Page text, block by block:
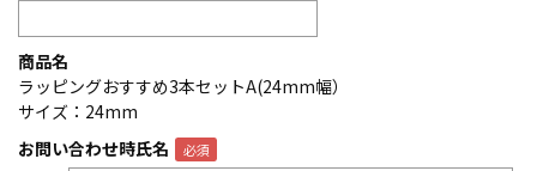
商品名
ラッピングおすすめ3本セットA(24mm幅）
サイズ：24mm
お問い合わせ時氏名